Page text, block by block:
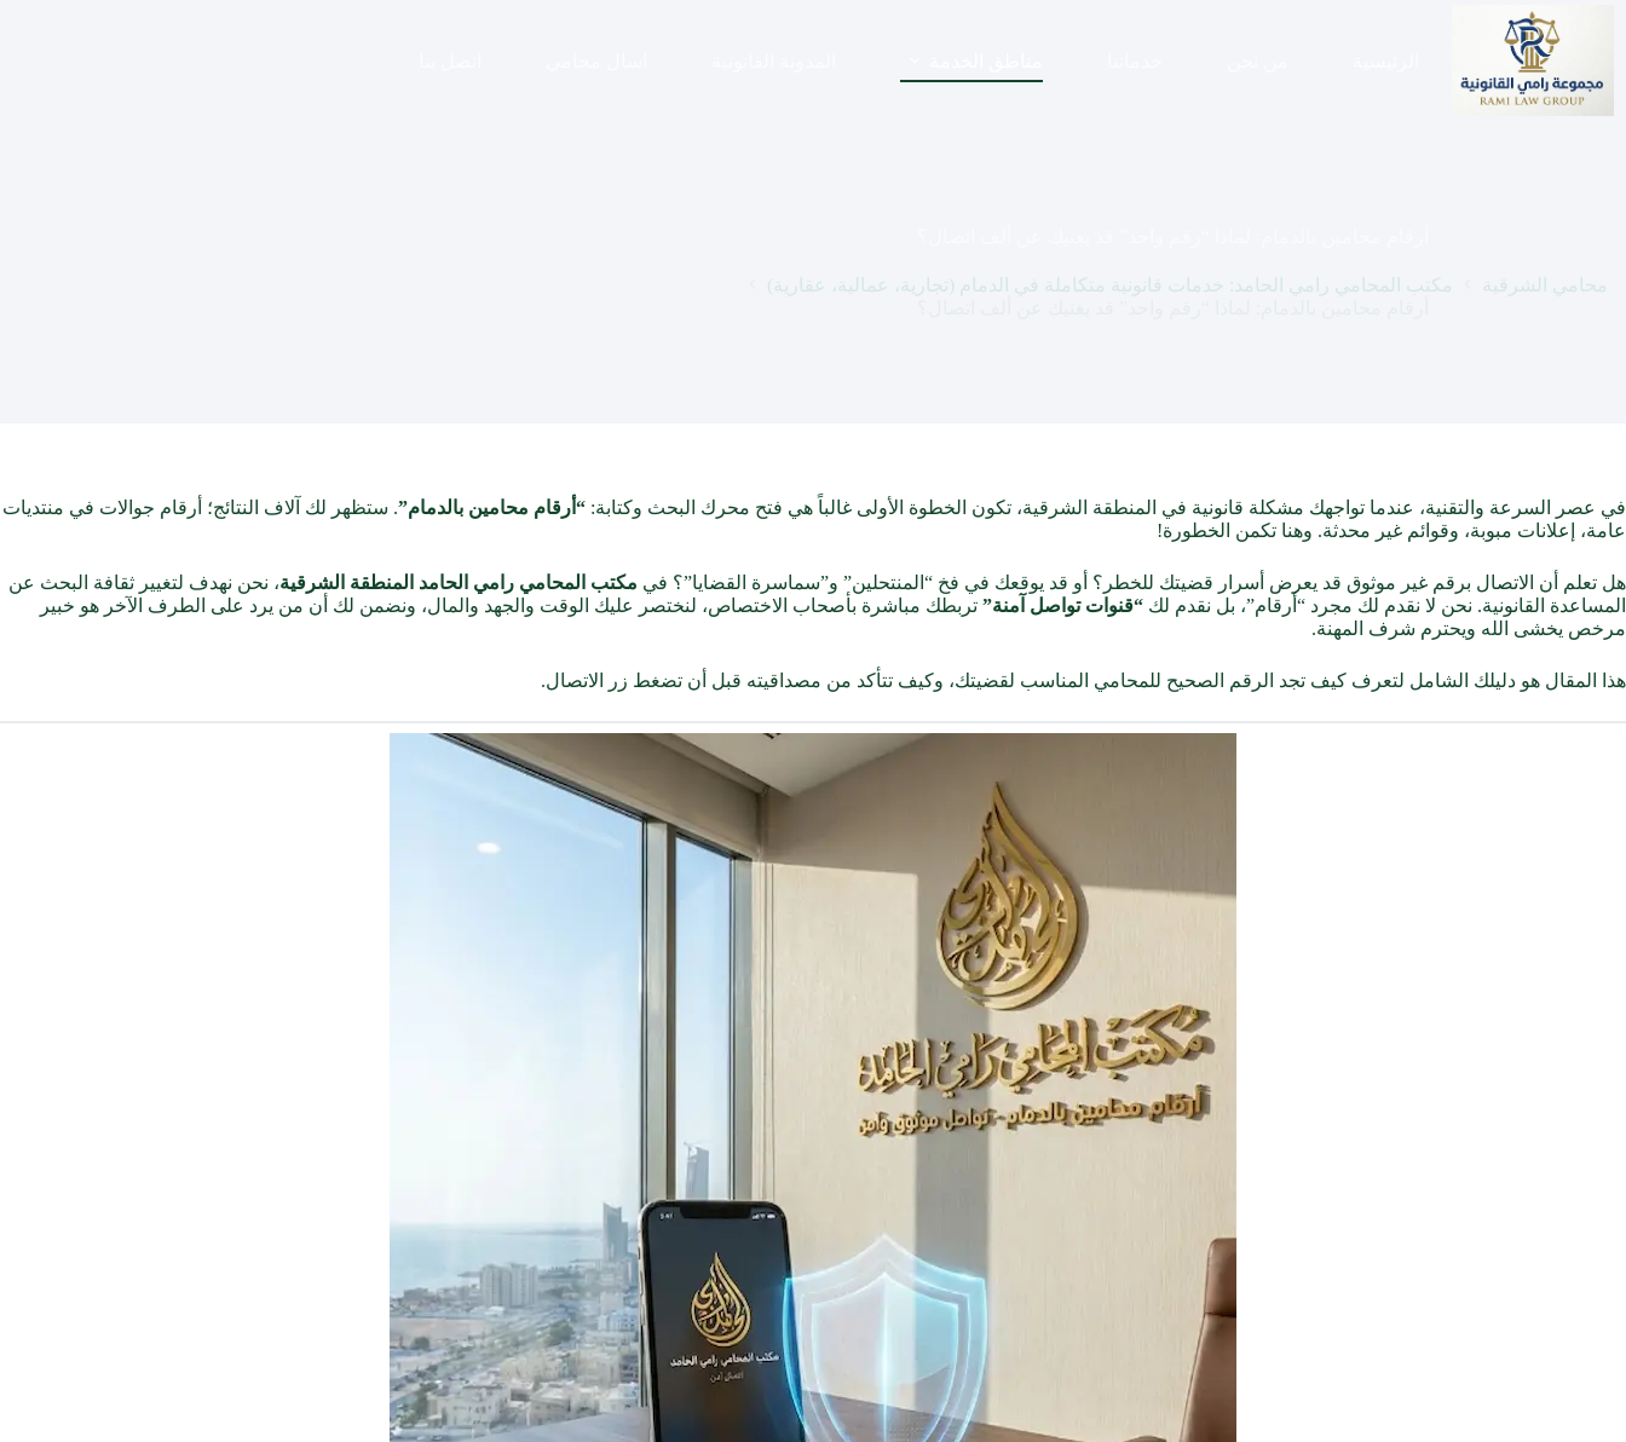
محامي الشرقية
مكتب المحامي رامي الحامد: خدمات قانونية متكاملة في الدمام (تجارية، عمالية، عقارية)
في عصر السرعة والتقنية، عندما تواجهك مشكلة قانونية في المنطقة الشرقية، تكون الخطوة الأولى غالباً هي فتح محرك البحث وكتابة: “أرقام محامين بالدمام”. ستظهر لك آلاف النتائج؛ أرقام جوالات في منتديات
عامة، إعلانات مبوبة، وقوائم غير محدثة. وهنا تكمن الخطورة!
هل تعلم أن الاتصال برقم غير موثوق قد يعرض أسرار قضيتك للخطر؟ أو قد يوقعك في فخ “المنتحلين” و”سماسرة القضايا”؟ في مكتب المحامي رامي الحامد المنطقة الشرقية، نحن نهدف لتغيير ثقافة البحث عن
المساعدة القانونية. نحن لا نقدم لك مجرد “أرقام”، بل نقدم لك “قنوات تواصل آمنة” تربطك مباشرة بأصحاب الاختصاص، لنختصر عليك الوقت والجهد والمال، ونضمن لك أن من يرد على الطرف الآخر هو خبير
مرخص يخشى الله ويحترم شرف المهنة.
هذا المقال هو دليلك الشامل لتعرف كيف تجد الرقم الصحيح للمحامي المناسب لقضيتك، وكيف تتأكد من مصداقيته قبل أن تضغط زر الاتصال.